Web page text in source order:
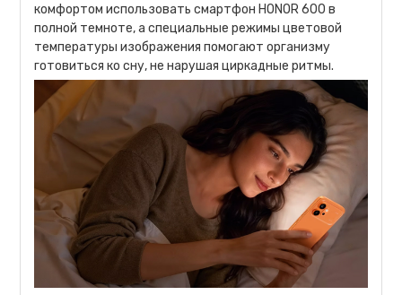
комфортом использовать смартфон HONOR 600 в
полной темноте, а специальные режимы цветовой
температуры изображения помогают организму
готовиться ко сну, не нарушая циркадные ритмы.